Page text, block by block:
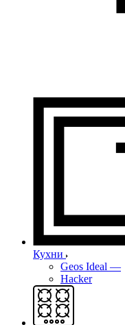
Кухни
Geos Ideal —
Hacker